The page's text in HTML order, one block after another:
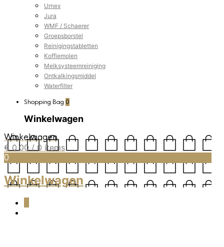
Urnex
Jura
WMF / Schaerer
Groepsborstel
Reinigingstabletten
Koffiemolen
Melksysteemreiniging
Ontkalkingsmiddel
Waterfilter
Shopping Bag 0
Winkelwagen
Winkelwagen
€ 0,00 / 0 items
0
Winkelwagen